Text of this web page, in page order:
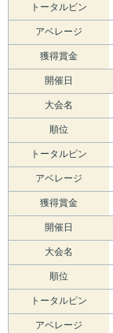
トータルピン
アベレージ
獲得賞金
開催日
大会名
順位
トータルピン
アベレージ
獲得賞金
開催日
大会名
順位
トータルピン
アベレージ